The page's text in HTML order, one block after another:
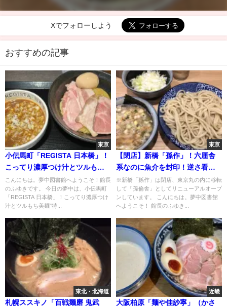
Xでフォローしよう
おすすめの記事
東京
小伝馬町「REGISTA 日本橋」！
こってり濃厚つけ汁とツルもち
美麺"特製濃厚つけ麺"
こんにちは。夢中図書館へようこそ！館長
のふゆきです。 今日の夢中は、小伝馬町
「REGISTA 日本橋」！こってり濃厚つけ
汁とツルもち美麺"特...
東京
【閉店】新橋「孫作」！六厘舎
系なのに魚介を封印！逆さ看板
は挑戦の証？
※新橋「孫作」は閉店、東京丸の内に移転
して「孫倫舎」としてリニューアルオープ
ンしています。 こんにちは。夢中図書館
へようこそ！ 館長のふゆき...
東北・北海道
札幌ススキノ「百戦麺磨 鬼武
近畿
大阪柏原「麺や佳紗寧」（かさ